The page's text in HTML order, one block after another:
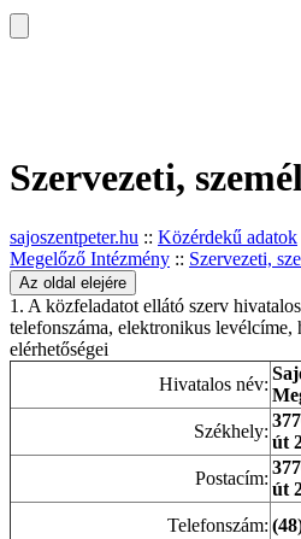
Szervezeti,
sajoszentpeter.hu :: Közérdekű adatok
Megelőző Intézmény :: Szervezeti,
Az oldal elejére
1. A közfeladatot ellátó szerv
telefonszáma, elektronikus
elérhetőségei
Hivatalos név:
Székhely:
út
Postacím:
út
Telefonszám: